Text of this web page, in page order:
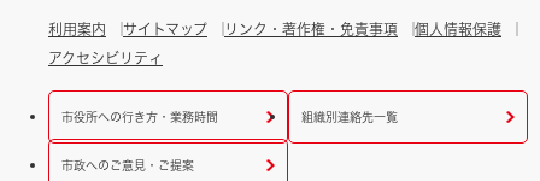
利用案内 サイトマップ リンク・著作権・免責事項
個人情報保護
アクセシビリティ
市役所への行き方・業務時間 組織別連絡先一覧
市政へのご意見・ご提案